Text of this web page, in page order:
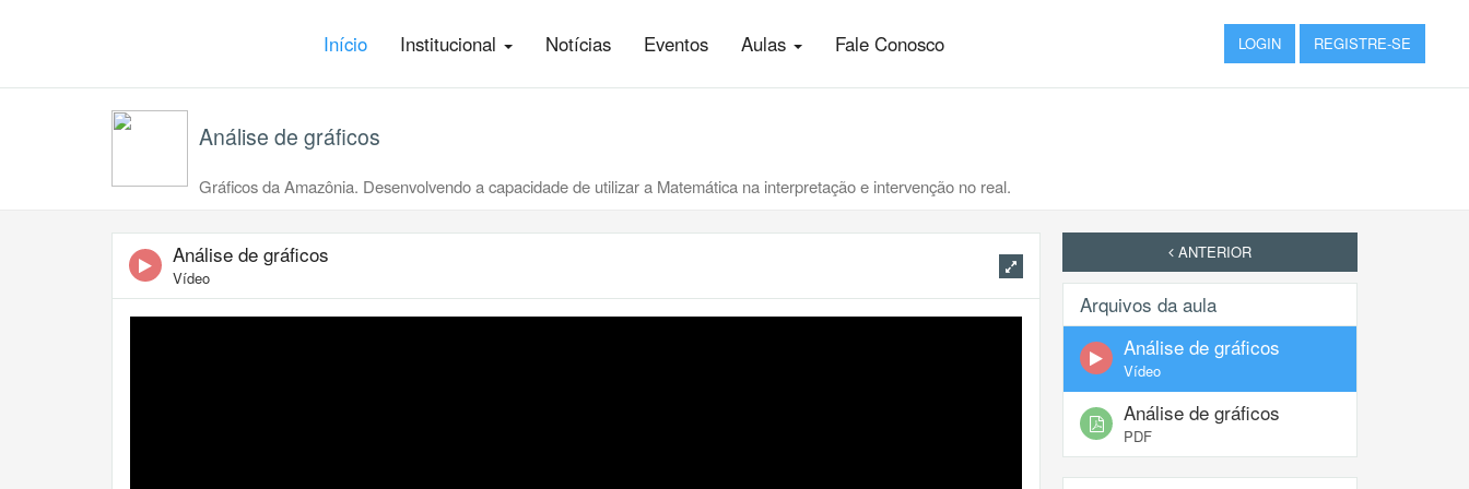
Início Institucional Notícias Eventos Aulas Fale Conosco LOGIN REGISTRE-SE
Análise de gráficos
Gráficos da Amazônia. Desenvolvendo a capacidade de utilizar a Matemática na interpretação e intervenção no real.
Análise de gráficos
Vídeo
ANTERIOR
Arquivos da aula
Análise de gráficos
Vídeo
Análise de gráficos
PDF